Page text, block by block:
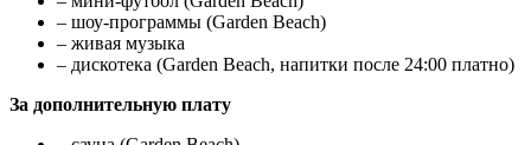
– шоу-программы (Garden Beach)
– живая музыка
– дискотека (Garden Beach, напитки после 24:00 платно)
За дополнительную плату